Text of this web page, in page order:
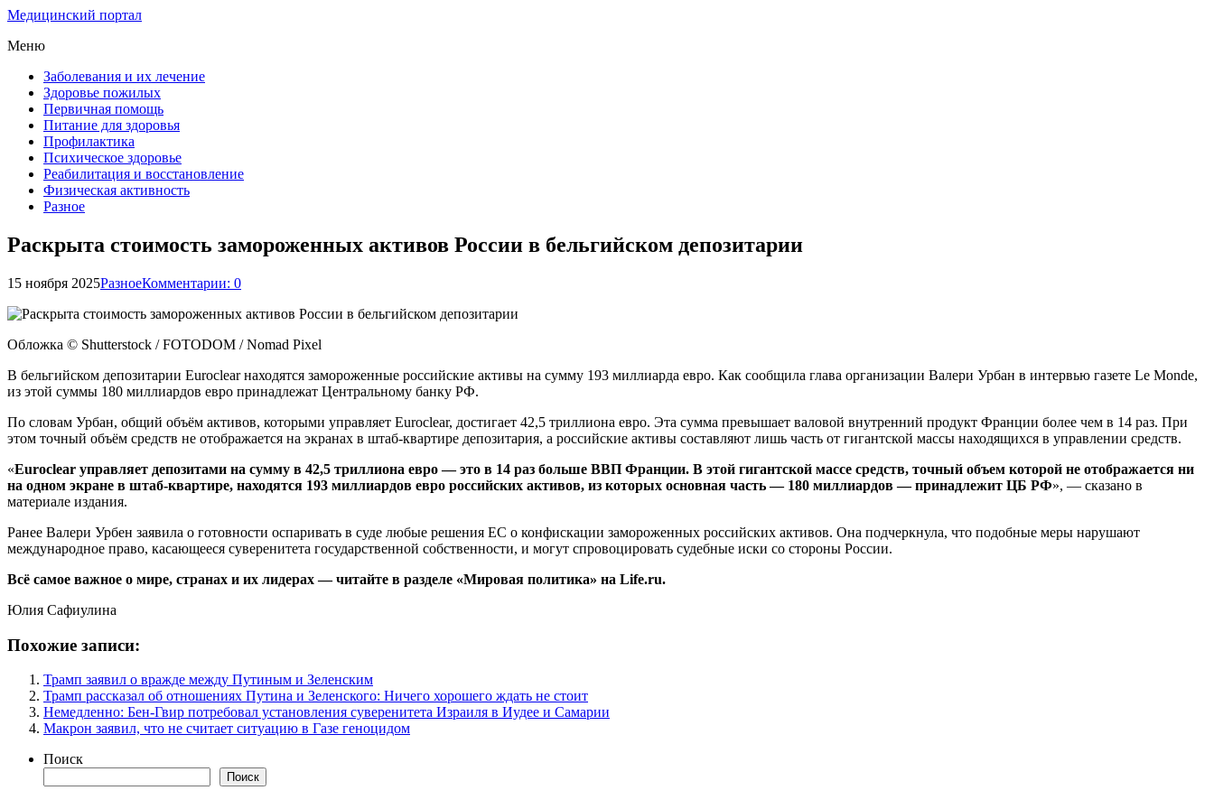
Медицинский портал
Меню
Заболевания и их лечение
Здоровье пожилых
Первичная помощь
Питание для здоровья
Профилактика
Психическое здоровье
Реабилитация и восстановление
Физическая активность
Разное
Раскрыта стоимость замороженных активов России в бельгийском депозитарии
15 ноября 2025РазноеКомментарии: 0
Обложка © Shutterstock / FOTODOM / Nomad Pixel
В бельгийском депозитарии Euroclear находятся замороженные российские активы на сумму 193 миллиарда евро. Как сообщила глава организации Валери Урбан в интервью газете Le Monde,
из этой суммы 180 миллиардов евро принадлежат Центральному банку РФ.
По словам Урбан, общий объём активов, которыми управляет Euroclear, достигает 42,5 триллиона евро. Эта сумма превышает валовой внутренний продукт Франции более чем в 14 раз. При
этом точный объём средств не отображается на экранах в штаб-квартире депозитария, а российские активы составляют лишь часть от гигантской массы находящихся в управлении средств.
«Euroclear управляет депозитами на сумму в 42,5 триллиона евро — это в 14 раз больше ВВП Франции. В этой гигантской массе средств, точный объем которой не отображается ни
на одном экране в штаб-квартире, находятся 193 миллиардов евро российских активов, из которых основная часть — 180 миллиардов — принадлежит ЦБ РФ», — сказано в
материале издания.
Ранее Валери Урбен заявила о готовности оспаривать в суде любые решения ЕС о конфискации замороженных российских активов. Она подчеркнула, что подобные меры нарушают
международное право, касающееся суверенитета государственной собственности, и могут спровоцировать судебные иски со стороны России.
Всё самое важное о мире, странах и их лидерах — читайте в разделе «Мировая политика» на Life.ru.
Юлия Сафиулина
Похожие записи:
Трамп заявил о вражде между Путиным и Зеленским
Трамп рассказал об отношениях Путина и Зеленского: Ничего хорошего ждать не стоит
Немедленно: Бен-Гвир потребовал установления суверенитета Израиля в Иудее и Самарии
Макрон заявил, что не считает ситуацию в Газе геноцидом
Поиск
Поиск